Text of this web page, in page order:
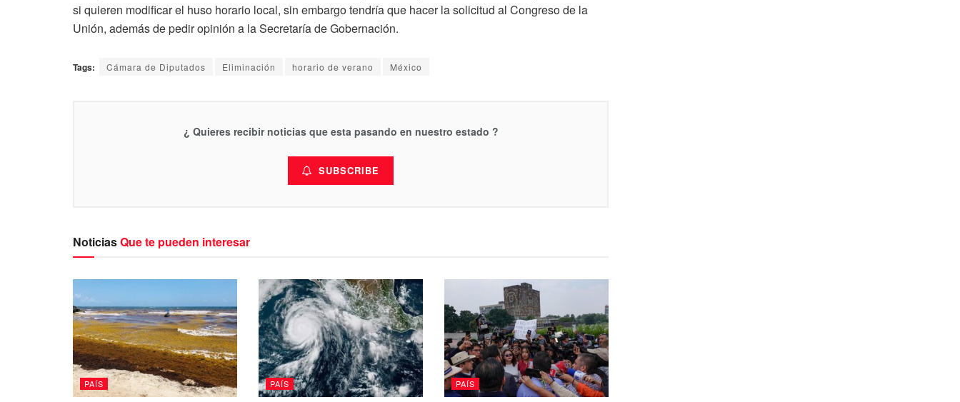
si quieren modificar el huso horario local, sin embargo tendría que hacer la solicitud al Congreso de la
Unión, además de pedir opinión a la Secretaría de Gobernación.
Tags: Cámara de Diputados Eliminación horario de verano México
¿ Quieres recibir noticias que esta pasando en nuestro estado ?
SUBSCRIBE
NoticiasQue te pueden interesar
PAÍS PAÍS PAÍS